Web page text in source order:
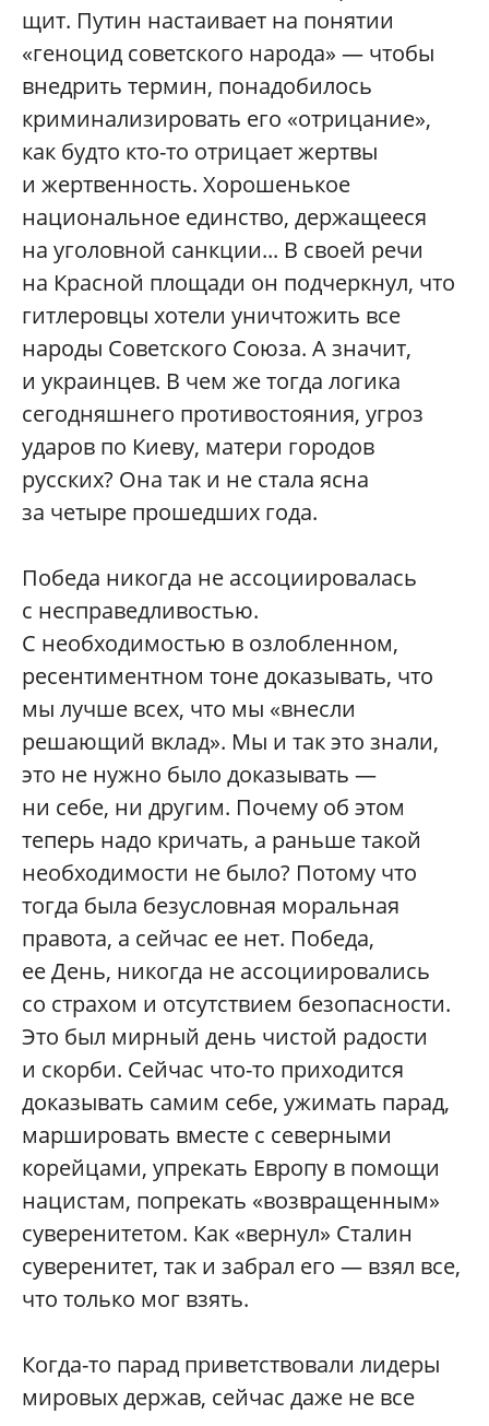
щит. Путин настаивает на понятии
«геноцид советского народа» — чтобы
внедрить термин, понадобилось
криминализировать его «отрицание»,
как будто кто-то отрицает жертвы
и жертвенность. Хорошенькое
национальное единство, держащееся
на уголовной санкции... В своей речи
на Красной площади он подчеркнул, что
гитлеровцы хотели уничтожить все
народы Советского Союза. А значит,
и украинцев. В чем же тогда логика
сегодняшнего противостояния, угроз
ударов по Киеву, матери городов
русских? Она так и не стала ясна
за четыре прошедших года.
Победа никогда не ассоциировалась
с несправедливостью.
С необходимостью в озлобленном,
ресентиментном тоне доказывать, что
мы лучше всех, что мы «внесли
решающий вклад». Мы и так это знали,
это не нужно было доказывать —
ни себе, ни другим. Почему об этом
теперь надо кричать, а раньше такой
необходимости не было? Потому что
тогда была безусловная моральная
правота, а сейчас ее нет. Победа,
ее День, никогда не ассоциировались
со страхом и отсутствием безопасности.
Это был мирный день чистой радости
и скорби. Сейчас что-то приходится
доказывать самим себе, ужимать парад,
маршировать вместе с северными
корейцами, упрекать Европу в помощи
нацистам, попрекать «возвращенным»
суверенитетом. Как «вернул» Сталин
суверенитет, так и забрал его — взял все,
что только мог взять.
Когда-то парад приветствовали лидеры
мировых держав, сейчас даже не все